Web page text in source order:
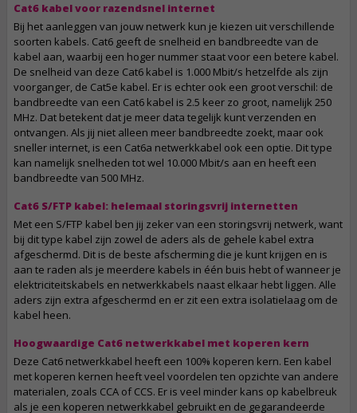
Cat6 kabel voor razendsnel internet
Bij het aanleggen van jouw netwerk kun je kiezen uit verschillende
soorten kabels. Cat6 geeft de snelheid en bandbreedte van de
kabel aan, waarbij een hoger nummer staat voor een betere kabel.
De snelheid van deze Cat6 kabel is 1.000 Mbit/s hetzelfde als zijn
voorganger, de Cat5e kabel. Er is echter ook een groot verschil: de
bandbreedte van een Cat6 kabel is 2.5 keer zo groot, namelijk 250
MHz. Dat betekent dat je meer data tegelijk kunt verzenden en
ontvangen. Als jij niet alleen meer bandbreedte zoekt, maar ook
sneller internet, is een Cat6a netwerkkabel ook een optie. Dit type
kan namelijk snelheden tot wel 10.000 Mbit/s aan en heeft een
bandbreedte van 500 MHz.
Cat6 S/FTP kabel: helemaal storingsvrij internetten
Met een S/FTP kabel ben jij zeker van een storingsvrij netwerk, want
bij dit type kabel zijn zowel de aders als de gehele kabel extra
afgeschermd. Dit is de beste afscherming die je kunt krijgen en is
aan te raden als je meerdere kabels in één buis hebt of wanneer je
elektriciteitskabels en netwerkkabels naast elkaar hebt liggen. Alle
aders zijn extra afgeschermd en er zit een extra isolatielaag om de
kabel heen.
Hoogwaardige Cat6 netwerkkabel met koperen kern
Deze Cat6 netwerkkabel heeft een 100% koperen kern. Een kabel
met koperen kernen heeft veel voordelen ten opzichte van andere
materialen, zoals CCA of CCS. Er is veel minder kans op kabelbreuk
als je een koperen netwerkkabel gebruikt en de gegarandeerde